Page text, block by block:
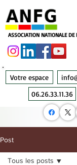
ASSOCIATION NATIONALE DE
Votre espace
06.26.33.11.36
Post
Tous les posts